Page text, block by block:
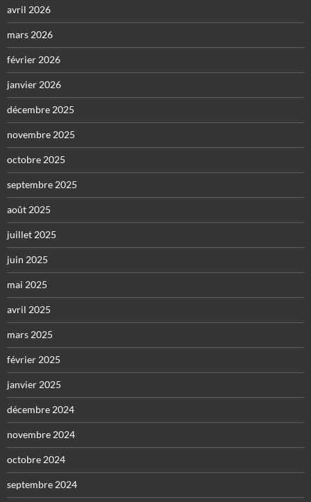
avril 2026
mars 2026
février 2026
janvier 2026
décembre 2025
novembre 2025
octobre 2025
septembre 2025
août 2025
juillet 2025
juin 2025
mai 2025
avril 2025
mars 2025
février 2025
janvier 2025
décembre 2024
novembre 2024
octobre 2024
septembre 2024